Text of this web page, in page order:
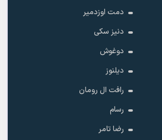
دمت اوزدمیر
دنیز سکی
دوغوش
دیلنوز
رافت ال رومان
رسام
رضا تامر